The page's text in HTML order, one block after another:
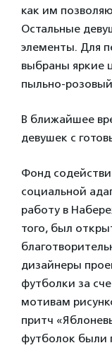
как им
Остальные
элементы. Для
выбраны яркие
пыльно-
В ближайшее
девушек с
Фонд
социальной
работу в
того, был
дизайнеры
футболки за
мотивам
притч
футболок были